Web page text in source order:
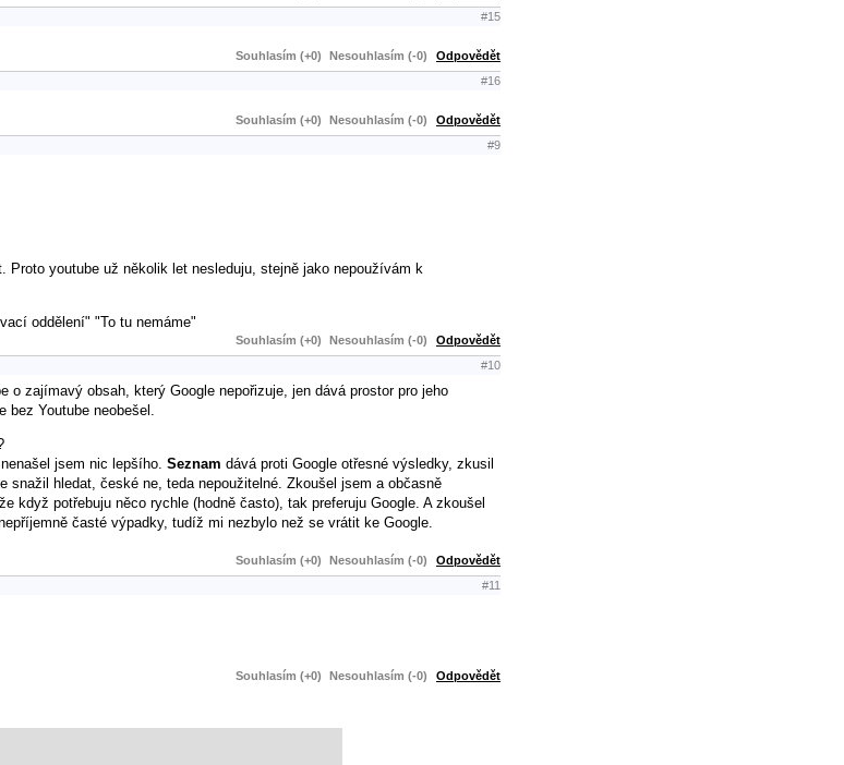
#15
Souhlasím (+0)
Nesouhlasím (-0) Odpovědět
#16
Souhlasím (+0)
Nesouhlasím (-0) Odpovědět
#9
youtube už několik let nesleduju, stejně jako nepoužívám k
oddělení" "To tu nemáme"
Souhlasím (+0) Nesouhlasím (-0) Odpovědět
#10
zajímavý obsah, který Google nepořizuje, jen dává prostor pro jeho
bez Youtube neobešel.
jsem nic lepšího. Seznam dává proti Google otřesné výsledky, zkusil
hledat, české ne, teda nepoužitelné. Zkoušel jsem a občasně
když potřebuju něco rychle (hodně často), tak preferuju Google. A zkoušel
časté výpadky, tudíž mi nezbylo než se vrátit ke Google.
Souhlasím (+0) Nesouhlasím (-0) Odpovědět
#11
Souhlasím (+0) Nesouhlasím (-0) Odpovědět